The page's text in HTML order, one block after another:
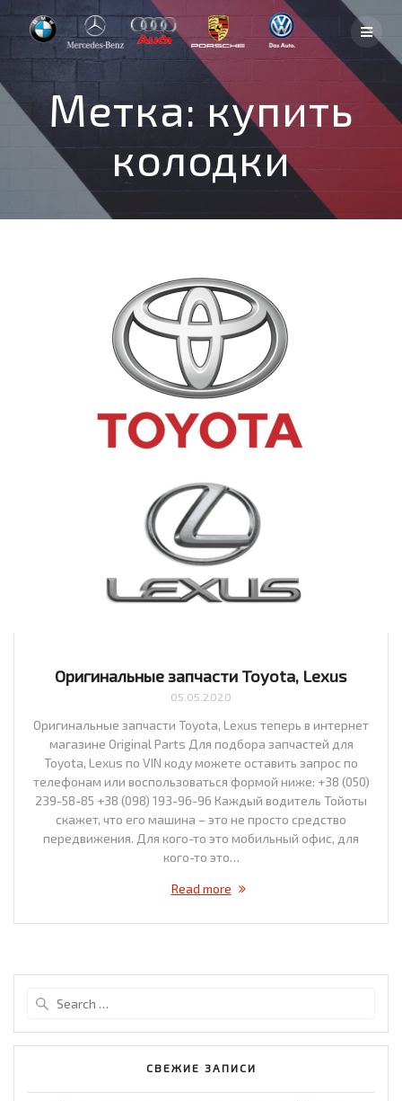
to
content
Метка: купить
колодки
Оригинальные запчасти Toyota, Lexus
05.05.2020
Оригинальные запчасти Toyota, Lexus теперь в интернет
магазине Original Parts Для подбора запчастей для
Toyota, Lexus по VIN коду можете оставить запрос по
телефонам или воспользоваться формой ниже: +38 (050)
239-58-85 +38 (098) 193-96-96 Каждый водитель Тойоты
скажет, что его машина – это не просто средство
передвижения. Для кого-то это мобильный офис, для
кого-то это…
Read more
СВЕЖИЕ ЗАПИСИ